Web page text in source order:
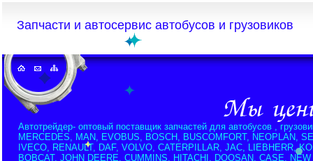
Запчасти и автосервис автобусов и грузовиков
Автотрейдер- оптовый поставщик запчастей для автобусов ,
MERCEDES, MAN, EVOBUS, BOSCH, BUSCOMFORT, NEOPLAN,
IVECO, RENAULT, DAF, VOLVO, CATERPILLAR, JAC, LIEBHERR,
BOBCAT, JOHN DEERE, CUMMINS, HITACHI, DOOSAN, CASE, NEW